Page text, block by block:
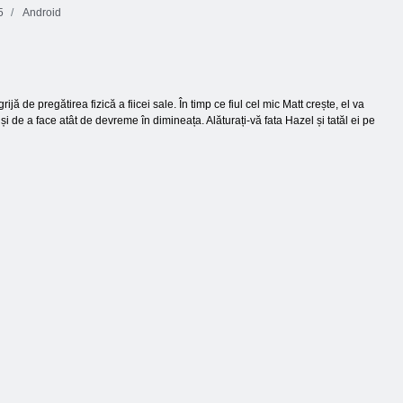
Android
de pregătirea fizică a fiicei sale. În timp ce fiul cel mic Matt crește, el va
a face atât de devreme în dimineața. Alăturați-vă fata Hazel și tatăl ei pe